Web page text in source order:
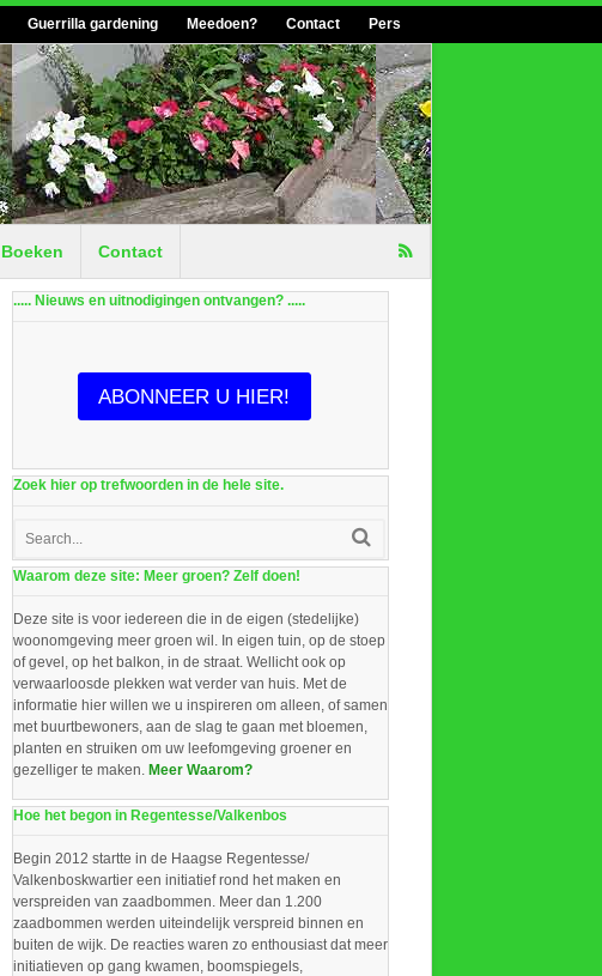
Guerrilla gardening Meedoen? Contact Pers
Boeken Contact
..... Nieuws en uitnodigingen ontvangen? .....
ABONNEER U HIER!
Zoek hier op trefwoorden in de hele site.
Waarom deze site: Meer groen? Zelf doen!
Deze site is voor iedereen die in de eigen (stedelijke)
woonomgeving meer groen wil. In eigen tuin, op de stoep
of gevel, op het balkon, in de straat. Wellicht ook op
verwaarloosde plekken wat verder van huis. Met de
informatie hier willen we u inspireren om alleen, of samen
met buurtbewoners, aan de slag te gaan met bloemen,
planten en struiken om uw leefomgeving groener en
gezelliger te maken. Meer Waarom?
Hoe het begon in Regentesse/Valkenbos
Begin 2012 startte in de Haagse Regentesse/
Valkenboskwartier een initiatief rond het maken en
verspreiden van zaadbommen. Meer dan 1.200
zaadbommen werden uiteindelijk verspreid binnen en
buiten de wijk. De reacties waren zo enthousiast dat meer
initiatieven op gang kwamen, boomspiegels,